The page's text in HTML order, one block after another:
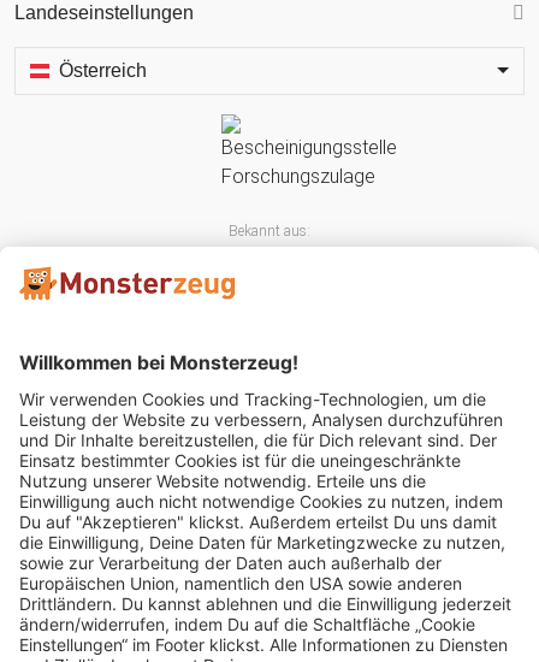
Landeseinstellungen
Österreich
Bekannt aus:
Mitglied im: